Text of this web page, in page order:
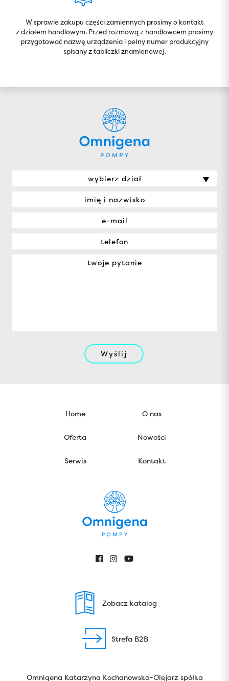
W sprawie zakupu części zamiennych prosimy o kontakt
z działem handlowym. Przed rozmową z handlowcem prosimy
przygotować nazwę urządzenia i pełny numer produkcyjny
spisany z tabliczki znamionowej.
wybierz dział
Wyślij
Home O nas
Oferta Nowości
Serwis Kontakt
Zobacz katalog
Strefa B2B
Omnigena Katarzyna Kochanowska-Olejarz spółka